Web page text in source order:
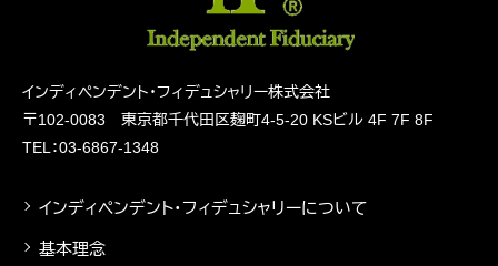
インディペンデント・フィデュシャリー株式会社
〒102-0083 東京都千代田区麹町4-5-20 KSビル 4F 7F 8F
TEL：03-6867-1348
インディペンデント・フィデュシャリーについて
基本理念